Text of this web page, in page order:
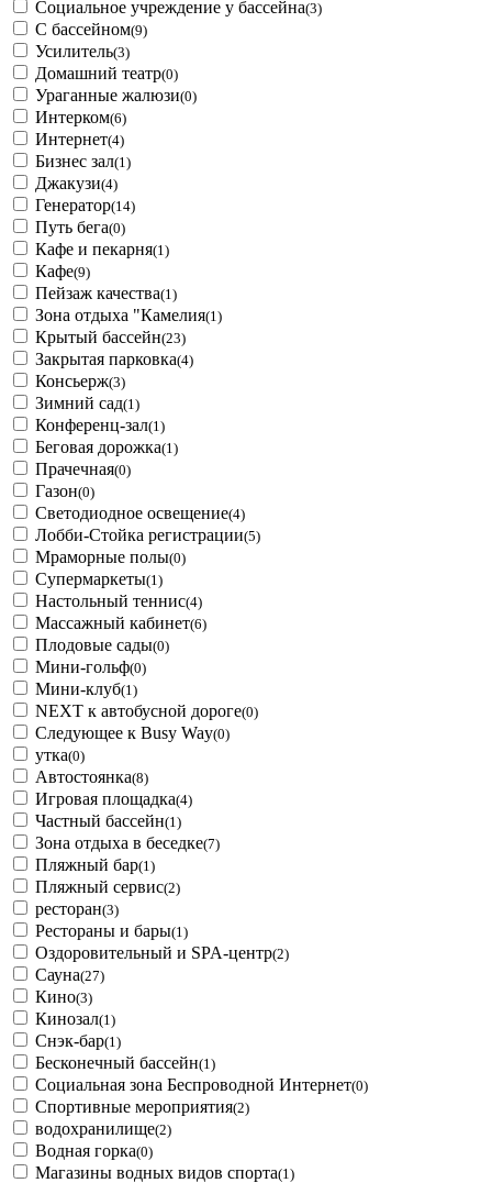
Социальное учреждение у бассейна(3)
С бассейном(9)
Усилитель(3)
Домашний театр(0)
Ураганные жалюзи(0)
Интерком(6)
Интернет(4)
Бизнес зал(1)
Джакузи(4)
Генератор(14)
Путь бега(0)
Кафе и пекарня(1)
Кафе(9)
Пейзаж качества(1)
Зона отдыха "Камелия(1)
Крытый бассейн(23)
Закрытая парковка(4)
Консьерж(3)
Зимний сад(1)
Конференц-зал(1)
Беговая дорожка(1)
Прачечная(0)
Газон(0)
Светодиодное освещение(4)
Лобби-Стойка регистрации(5)
Мраморные полы(0)
Супермаркеты(1)
Настольный теннис(4)
Массажный кабинет(6)
Плодовые сады(0)
Мини-гольф(0)
Мини-клуб(1)
NEXT к автобусной дороге(0)
Следующее к Busy Way(0)
утка(0)
Автостоянка(8)
Игровая площадка(4)
Частный бассейн(1)
Зона отдыха в беседке(7)
Пляжный бар(1)
Пляжный сервис(2)
ресторан(3)
Рестораны и бары(1)
Оздоровительный и SPA-центр(2)
Сауна(27)
Кино(3)
Кинозал(1)
Снэк-бар(1)
Бесконечный бассейн(1)
Социальная зона Беспроводной Интернет(0)
Спортивные мероприятия(2)
водохранилище(2)
Водная горка(0)
Магазины водных видов спорта(1)